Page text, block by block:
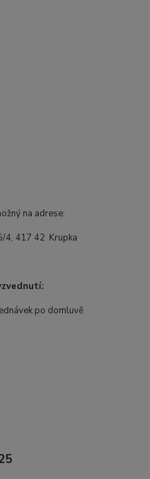
na adrese:
4, 417 42 Krupka
po domluvě